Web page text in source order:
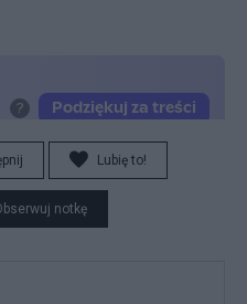
Lubię to!
notkę